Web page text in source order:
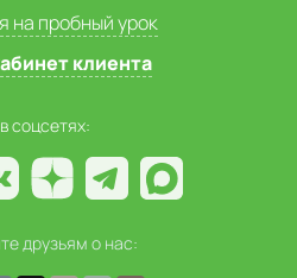
на пробный урок
клиента
соцсетях:
друзьям о нас: